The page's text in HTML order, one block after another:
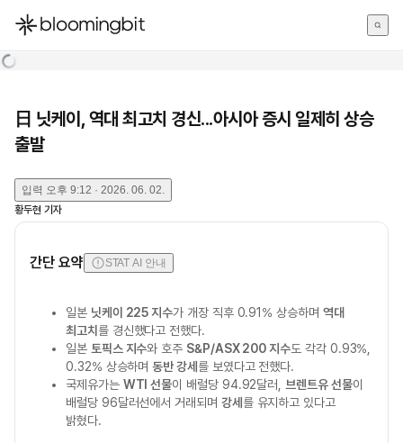
한국어
日 닛케이, 역대 최고치 경신...아시아 증시 일제히 상승
출발
입력 오후 9:12 · 2026. 06. 02.
황두현 기자
간단 요약 STAT AI 안내
일본 닛케이 225 지수가 개장 직후 0.91% 상승하며 역대
최고치 를 경신했다고 전했다.
일본 토픽스 지수와 호주 S&P/ASX 200 지수도 각각 0.93%,
0.32% 상승하며동반 강세 를 보였다고 전했다.
국제유가는 WTI 선물이 배럴당 94.92달러, 브렌트유 선물이
배럴당 96달러선에서 거래되며 강세 를 유지하고 있다고
밝혔다.